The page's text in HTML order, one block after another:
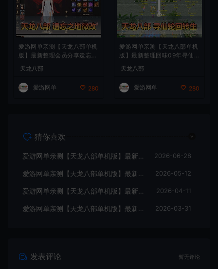
爱游网单亲测【天龙八部单机
版】最新整理会员分享遗忘之
地微改仿官复古版 无字谱 便
捷传送 快捷内辅 配套GM工
具 自由视角 虚拟机一键端 视
频安装教学
天龙八部
爱游网单 280
爱游网单亲测【天龙八部单机
版】最新整理回味09年寻仙
轮回情怀转生超变端带装备回
收体系 GM后台 虚拟机一键
端 视频安装教学
天龙八部
爱游网单 280
猜你喜欢
爱游网单亲测【天龙八部单机版】最新整理怀旧64位源端洛洛1.9 带GM工具 视频安装教学 虚拟机一键端 2026-06-28
爱游网单亲测【天龙八部单机版】最新整理全民争霸微变完整单机端 带GM 配套道具代码 解锁充值奖励 视频安装教学 虚拟机一键端 2026-05-12
爱游网单亲测【天龙八部单机版】最新整理会员分享遗忘之地微改仿官复古版 无字谱 便捷传送 快捷内辅 配套GM工具 自由视角 虚拟机一键端 视频安装教学 2026-04-11
爱游网单亲测【天龙八部单机版】最新整理回味09年寻仙轮回情怀转生超变端带装备回收体系 GM后台 虚拟机一键端 视频安装教学 2026-03-31
发表评论 暂无评论